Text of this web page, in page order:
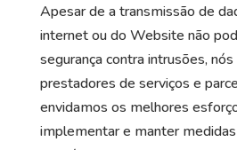
Apesar de a transmissão de
internet ou do Website não
segurança contra intrusões,
prestadores de serviços e
envidamos os melhores
implementar e manter